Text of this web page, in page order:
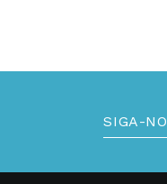
SIGA-